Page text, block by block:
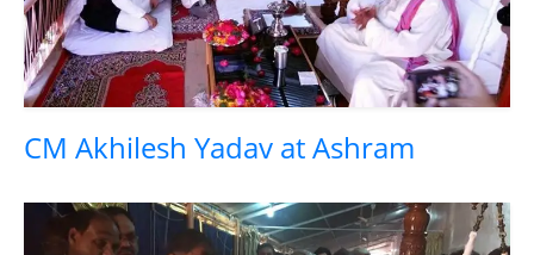
CM Akhilesh Yadav at Ashram